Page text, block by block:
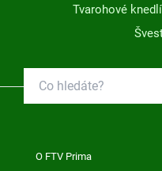
Tvarohové
O FTV Prima